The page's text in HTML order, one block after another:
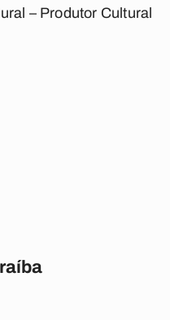
– Produtor Cultural